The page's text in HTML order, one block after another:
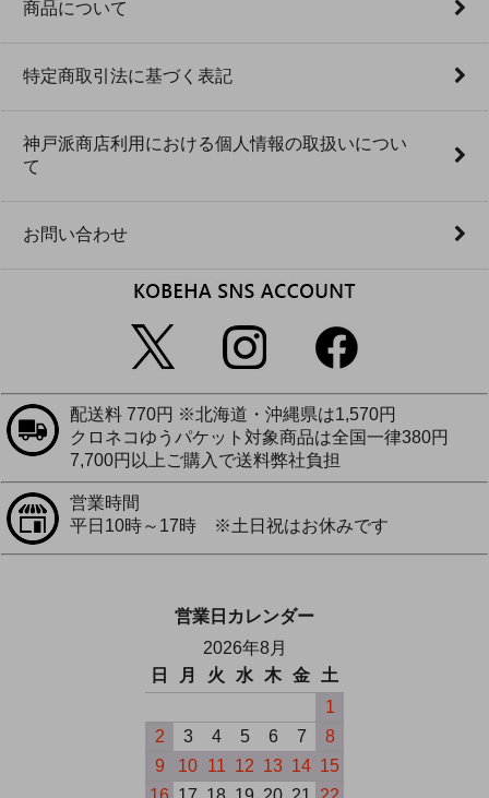
商品について
特定商取引法に基づく表記
神戸派商店利用における個人情報の取扱いについ
て
お問い合わせ
配送料 770円 ※北海道・沖縄県は1,570円
クロネコゆうパケット対象商品は全国一律380円
7,700円以上ご購入で送料弊社負担
営業時間
平日10時～17時 ※土日祝はお休みです
営業日カレンダー
2026年8月
日
月 火 水 木 金
土
1
2
3 4 5 6 7
8
9
10 11 12 13 14 15